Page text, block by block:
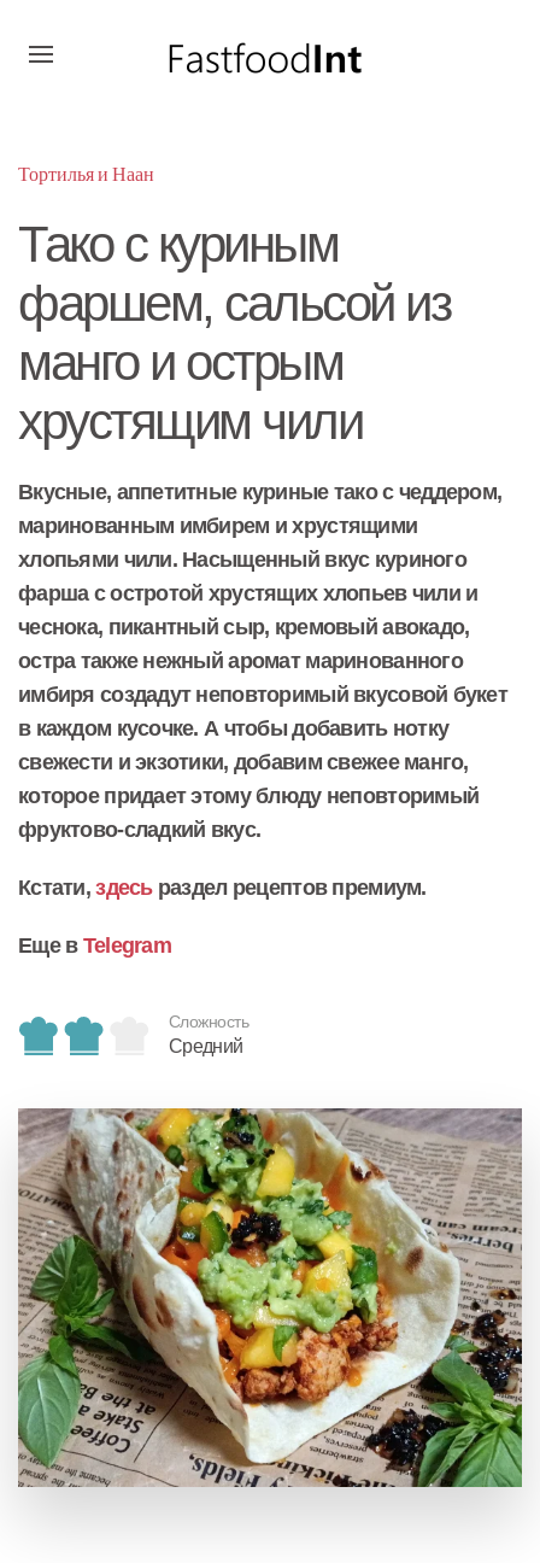
Тортилья и Наан
Тако с куриным
фаршем, сальсой из
манго и острым
хрустящим чили
Вкусные, аппетитные куриные тако с чеддером,
маринованным имбирем и хрустящими
хлопьями чили. Насыщенный вкус куриного
фарша с остротой хрустящих хлопьев чили и
чеснока, пикантный сыр, кремовый авокадо,
остра также нежный аромат маринованного
имбиря создадут неповторимый вкусовой букет
в каждом кусочке. А чтобы добавить нотку
свежести и экзотики, добавим свежее манго,
которое придает этому блюду неповторимый
фруктово-сладкий вкус.
Кстати,здесьраздел рецептов премиум.
Еще в Telegram
Сложность
Средний